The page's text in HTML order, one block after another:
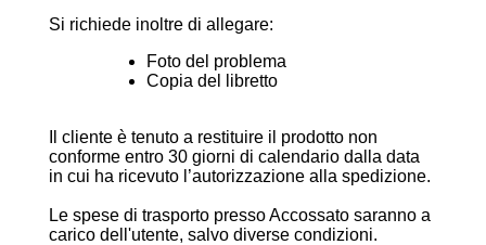
Si richiede inoltre di allegare:
Foto del problema
Copia del libretto
Il cliente è tenuto a restituire il prodotto non
conforme entro 30 giorni di calendario dalla data
in cui ha ricevuto l’autorizzazione alla spedizione.
Le spese di trasporto presso Accossato saranno a
carico dell'utente, salvo diverse condizioni.